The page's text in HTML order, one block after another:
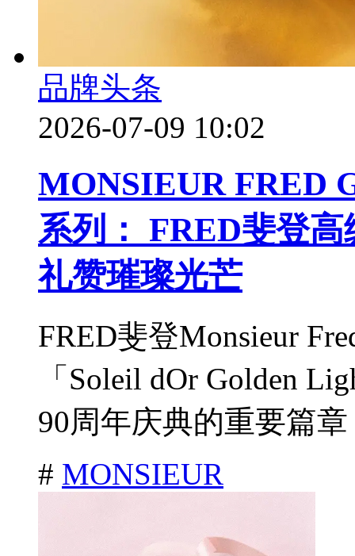
品牌头条
2026-07-09 10:02
MONSIEUR FRED
系列： FRED斐登
礼赞璀璨光芒
FRED斐登Monsieur
「Soleil dOr Golden
90周年庆典的重要篇章
# MONSIEUR